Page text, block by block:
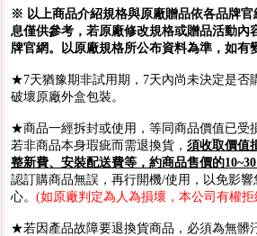
※ 以上商品介紹規格與原廠贈品依各品牌
息僅供參考，若原廠修改規格或贈品活動內
牌官網。以原廠規格所公布資料為準，如有
★7天猶豫期非試用期，7天內尚未決定是否
破壞原廠外盒包裝。
★商品一經拆封或使用，等同商品價值已受
若非商品本身瑕疵而需退換貨， 須收取價值
整新費、安裝配送費等，約商品售價的
認訂購商品無誤，再行開機/使用，以免影
心。 (如原廠判定為人為損壞，本公司有權
★若因產品故障要退換貨商品，必須為無髒